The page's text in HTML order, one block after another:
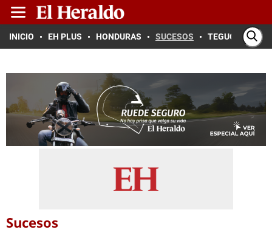
INICIO EH PLUS HONDURAS SUCESOS TEGUCIGALPA
Sucesos